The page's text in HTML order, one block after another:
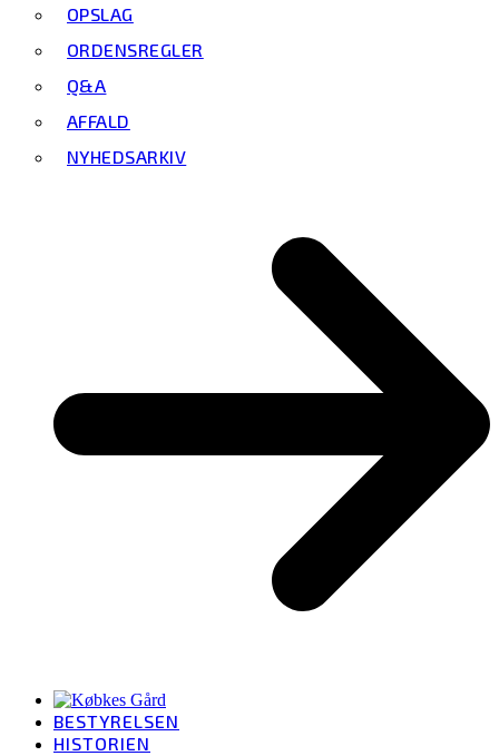
OPSLAG
ORDENSREGLER
Q&A
AFFALD
NYHEDSARKIV
BESTYRELSEN
HISTORIEN